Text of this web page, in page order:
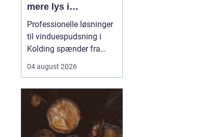
mere lys i
hverdagen
Professionelle løsninger
til vinduespudsning i
Kolding spænder fra
store erhvervsbygninger
Når arbejdet planlægges
rigtigt, kan en fast aftale
både gøre hverda...
04 august 2026